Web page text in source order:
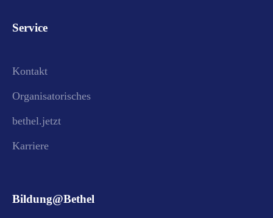
Service
Kontakt
Organisatorisches
bethel.jetzt
Karriere
Bildung@Bethel